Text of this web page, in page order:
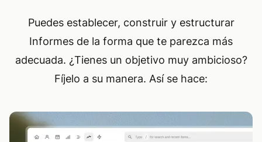
Puedes establecer, construir y estructurar
Informes de la forma que te parezca más
adecuada. ¿Tienes un objetivo muy ambicioso?
Fíjelo a su manera. Así se hace: